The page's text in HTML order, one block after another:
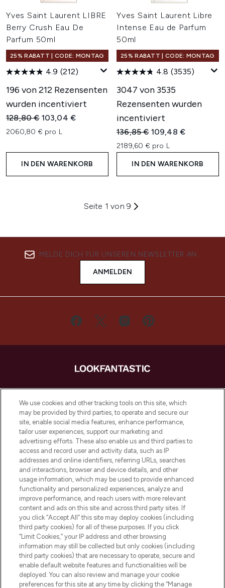
Yves Saint Laurent LIBRE
Berry Crush Eau De
Parfum 50ml
25% RABATT | CODE: MONTAG
4.9 (212)
196 von 212 Rezensenten
wurden incentiviert
Unverbindliche Preisempfehlung:
128,80 € Aktueller Preis:
103,04 €
2060,80 € pro L
IN DEN WARENKORB
Yves Saint Laurent Libre
Intense Eau de Parfum
50ml
25% RABATT | CODE: MONTAG
4.8 (3535)
3047 von 3535
Rezensenten wurden
incentiviert
Unverbindliche
136,85 € Aktueller Preis:
109,48 €
2189,60 € pro L
IN DEN WARENKORB
Seite 1 von 9
MELDE DICH FÜR UNSEREN NEWSLETTER AN
ANMELDEN
LOOKFANTASTIC ist Europas ultimativer
Beauty-Onlineshop mit den besten
Produkten aus Haut- und Haarpflege
sowie Make-Up von über 200
renommierten Marken. Shoppe online
oder über die App mit kostenloser
Lieferung ab einem Einkaufswert von 30€.
Cookie-Einwilligung
Do Not Sell or Share My Personal
Information
HILFE & INFORMATION
IMPRESSUM
ÜBER LOOKFANTASTIC
We use cookies and other tracking tools on this site, which
may be provided by third parties, to operate and secure our
site, enable social media features, enhance performance,
tailor user experiences, support our marketing and
advertising efforts. These also enable us and third parties to
access and record user and activity data, such as IP
addresses and online identifiers, referring URLs, searches
and interactions, browser and device details, and other
usage information, which may be used to provide enhanced
functionality and personalized experiences, analyze and
improve performance, and reach users with more relevant
content and ads on this site and across third party sites. If
you click “Accept All” this site may deploy cookies (including
third party cookies) for all of these purposes. If you click
“Limit Cookies,” your IP address and other browsing
information may still be collected but only cookies (including
third party cookies) that are necessary to operate, secure and
enable default website features and functionalities will be
deployed. You can also review and manage your cookie
preferences for this site at any time by clicking the “Manage